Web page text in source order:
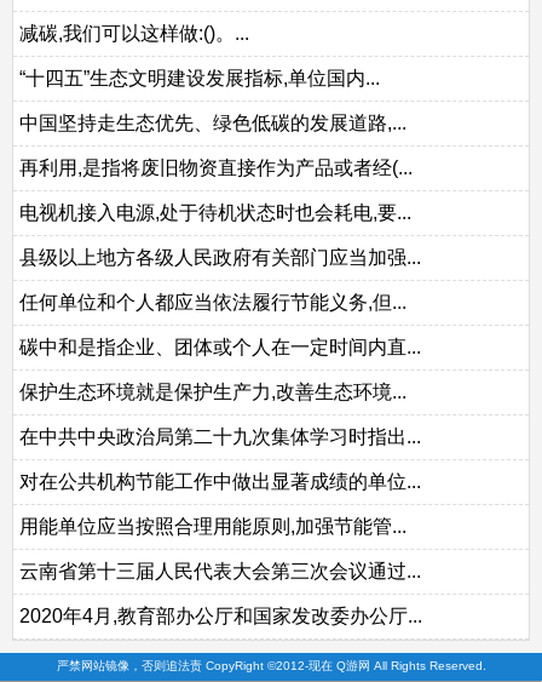
减碳,我们可以这样做:()。...
“十四五”生态文明建设发展指标,单位国内...
中国坚持走生态优先、绿色低碳的发展道路,...
再利用,是指将废旧物资直接作为产品或者经(...
电视机接入电源,处于待机状态时也会耗电,要...
县级以上地方各级人民政府有关部门应当加强...
任何单位和个人都应当依法履行节能义务,但...
碳中和是指企业、团体或个人在一定时间内直...
保护生态环境就是保护生产力,改善生态环境...
在中共中央政治局第二十九次集体学习时指出...
对在公共机构节能工作中做出显著成绩的单位...
用能单位应当按照合理用能原则,加强节能管...
云南省第十三届人民代表大会第三次会议通过...
2020年4月,教育部办公厅和国家发改委办公厅...
严禁网站镜像，否则追法责 CopyRight ©2012-现在 Q游网 All Rights Reserved.